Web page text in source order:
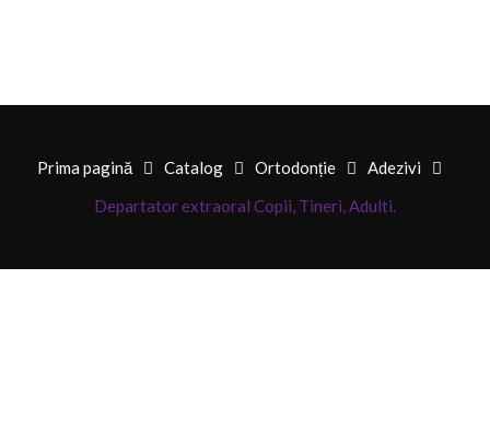
Prima pagină Catalog Ortodonție
Adezivi
Departator extraoral Copii, Tineri, Adulti.